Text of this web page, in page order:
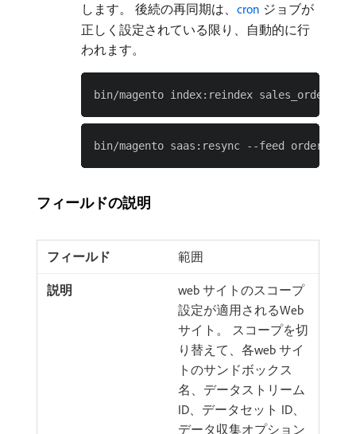
します。 後続の再同期は、 cron ジョブが
正しく設定されている限り、自動的に行
われます。
フィールドの説明
範囲
web サイトのスコープ
設定が適用されるWeb
サイト。 スコープを切
り替えて、各web サイ
トのサンドボックス
名、データストリーム
ID、データセット ID、
データ収集オプション